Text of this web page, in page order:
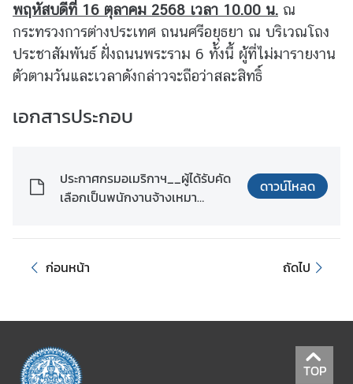
ข้
อ
มู
ล
า
ย
ะ
ม
สั
พฤหัสบดีที่ 16 ตุลาคม 2568 เวลา 10.00 น. ณ
กระทรวงการต่างประเทศ ถนนศรีอยุธยา ณ บริเวณโถง
ประชาสัมพันธ์ ฝั่งถนนพระราม 6 ทั้งนี้ ผู้ที่ไม่มารายงาน
ตัวตามวันและเวลาดังกล่าวจะถือว่าสละสิทธิ์
เอกสารประกอบ
ประกาศกรมอเมริกาฯ__ผู้ได้รับคัด
เลือกเป็นพนักงานจ้างเหมา
ดาวน์โหลด
ก่อนหน้า ถัดไป
TOP